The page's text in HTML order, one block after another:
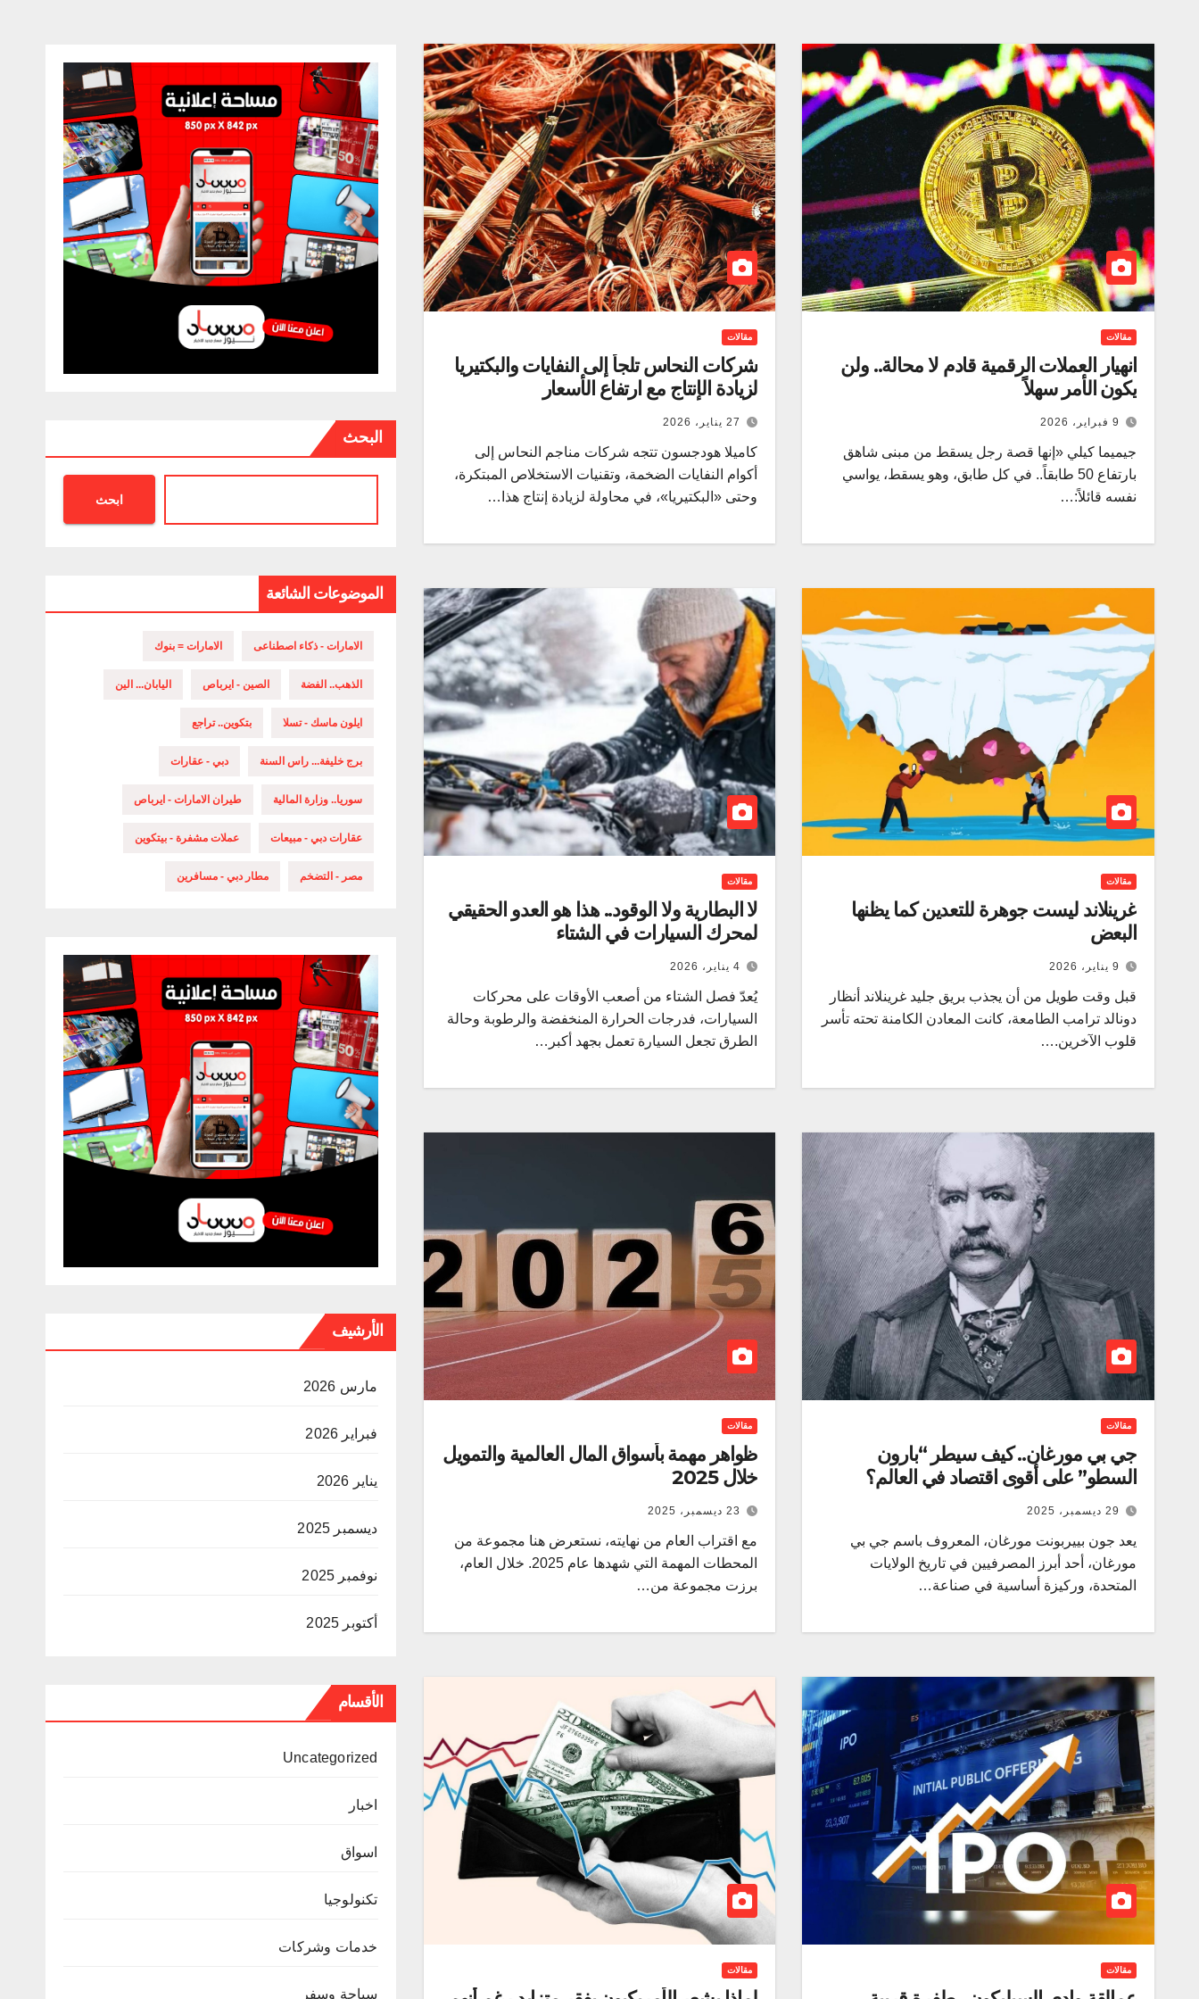
مقالات
انهيار العملات الرقمية قادم لا محالة.. ولن
يكون الأمر سهلاً
9 فبراير، 2026
جيميما كيلي «إنها قصة رجل يسقط من مبنى شاهق
بارتفاع 50 طابقاً.. في كل طابق، وهو يسقط، يواسي
نفسه قائلاً:…
مقالات
شركات النحاس تلجأ إلى النفايات والبكتيريا
لزيادة الإنتاج مع ارتفاع الأسعار
27 يناير، 2026
كاميلا هودجسون تتجه شركات مناجم النحاس إلى
أكوام النفايات الضخمة، وتقنيات الاستخلاص المبتكرة،
وحتى «البكتيريا»، في محاولة لزيادة إنتاج هذا…
مقالات
غرينلاند ليست جوهرة للتعدين كما يظنها
البعض
9 يناير، 2026
قبل وقت طويل من أن يجذب بريق جليد غرينلاند أنظار
دونالد ترامب الطامعة، كانت المعادن الكامنة تحته تأسر
قلوب الآخرين.…
مقالات
لا البطارية ولا الوقود.. هذا هو العدو الحقيقي
لمحرك السيارات في الشتاء
4 يناير، 2026
يُعدّ فصل الشتاء من أصعب الأوقات على محركات
السيارات، فدرجات الحرارة المنخفضة والرطوبة وحالة
الطرق تجعل السيارة تعمل بجهد أكبر…
مقالات
جي بي مورغان.. كيف سيطر “بارون
السطو” على أقوى اقتصاد في العالم؟
29 ديسمبر، 2025
يعد جون بييربونت مورغان، المعروف باسم جي بي
مورغان، أحد أبرز المصرفيين في تاريخ الولايات
المتحدة، وركيزة أساسية في صناعة…
مقالات
ظواهر مهمة بأسواق المال العالمية والتمويل
خلال 2025
23 ديسمبر، 2025
مع اقتراب العام من نهايته، نستعرض هنا مجموعة من
المحطات المهمة التي شهدها عام 2025. خلال العام،
برزت مجموعة من…
مقالات مقالات
البحث
ابحث
الموضوعات الشائعة
الامارات - ذكاء اصطناعى الامارات = بنوك
الذهب.. الفضة الصين - ايرباص اليابان... الين
ايلون ماسك - تسلا بتكوين.. تراجع
برج خليفة... راس السنة دبي - عقارات
سوريا.. وزارة المالية طيران الامارات - ايرباص
عقارات دبي - مبيعات عملات مشفرة - بيتكوين
مصر - التضخم مطار دبي - مسافرين
الأرشيف
مارس 2026
فبراير 2026
يناير 2026
ديسمبر 2025
نوفمبر 2025
أكتوبر 2025
الأقسام
Uncategorized
اخبار
اسواق
تكنولوجيا
خدمات وشركات
سياحة وسفر